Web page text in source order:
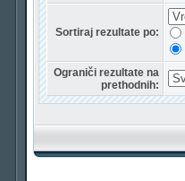
Sortiraj rezultate po:
Ograniči rezultate na
prethodnih: